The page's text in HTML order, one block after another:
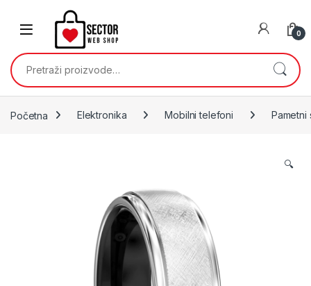
Skip to navigation
0
Pretraži:
Početna Elektronika Mobilni telefoni Pametni
🔍